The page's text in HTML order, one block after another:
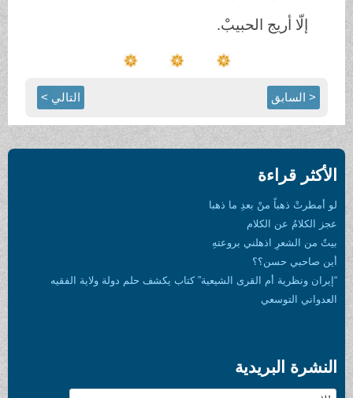
إلّا أريج الحبيبْ.
< السابق التالي >
الأكثر قراءة
لو أمطرتْ ذهباً منْ بعدِ ما ذهبا
عجز الكلامُ عن الكلام
بيتٌ من الشعرِ اذهلني بروعتهِ
أين صاحبي حسن؟؟
“إيران ونظرية أم القرى الشيعية” كتاب يكشف حلم دولة ولاية الفقيه
العدواني التوسعي
النشرة البريدية